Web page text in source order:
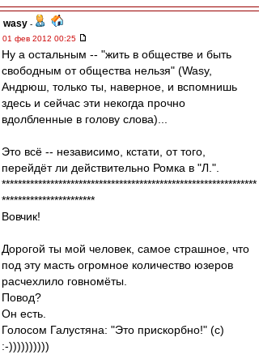
wasy -
01 фев 2012 00:25
Ну а остальным -- "жить в обществе и быть
свободным от общества нельзя" (Wasy,
Андрюш, только ты, наверное, и вспомнишь
здесь и сейчас эти некогда прочно
вдолбленные в голову слова)...
Это всё -- независимо, кстати, от того,
перейдёт ли действительно Ромка в "Л.".
***************************************************************
***********************
Вовчик!
Дорогой ты мой человек, самое страшное, что
под эту масть огромное количество юзеров
расчехлило говномёты.
Повод?
Он есть.
Голосом Галустяна: "Это прискорбно!" (с)
:-))))))))))